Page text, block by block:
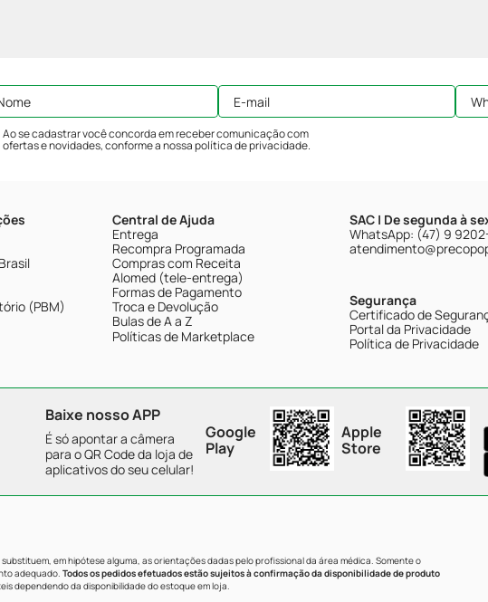
Ao se cadastrar você concorda em receber comunicação com
ofertas e novidades, conforme a nossapolítica de privacidade.
(PBM)
Central de Ajuda
Entrega
Recompra Programada
Compras com Receita
Alomed (tele-entrega)
Formas de Pagamento
Troca e Devolução
Bulas de A a Z
Políticas de Marketplace
SAC | De segunda à
WhatsApp: (47) 9
Segurança
Certificado de
Portal da Privacidade
Política de Privacidade
Baixe nosso APP
É só apontar a câmera
para o QR Code da loja de
aplicativos do seu celular!
Google
Play
Apple
Store
em hipótese alguma, as orientações dadas pelo profissional da área médica. Somente o
adequado. Todos os pedidos efetuados estão sujeitos à confirmação da disponibilidade de produto
dependendo da disponibilidade do estoque em loja.